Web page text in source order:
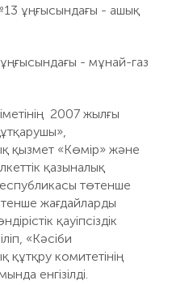
ұңғысындағы - ашық
- мұнай-газ
2007 жылғы
қызмет «Көмір» және
қазыналық
төтенше
жағдайларды
қауіпсіздік
«Кәсіби
құтқру комитетінің
енгізілді.